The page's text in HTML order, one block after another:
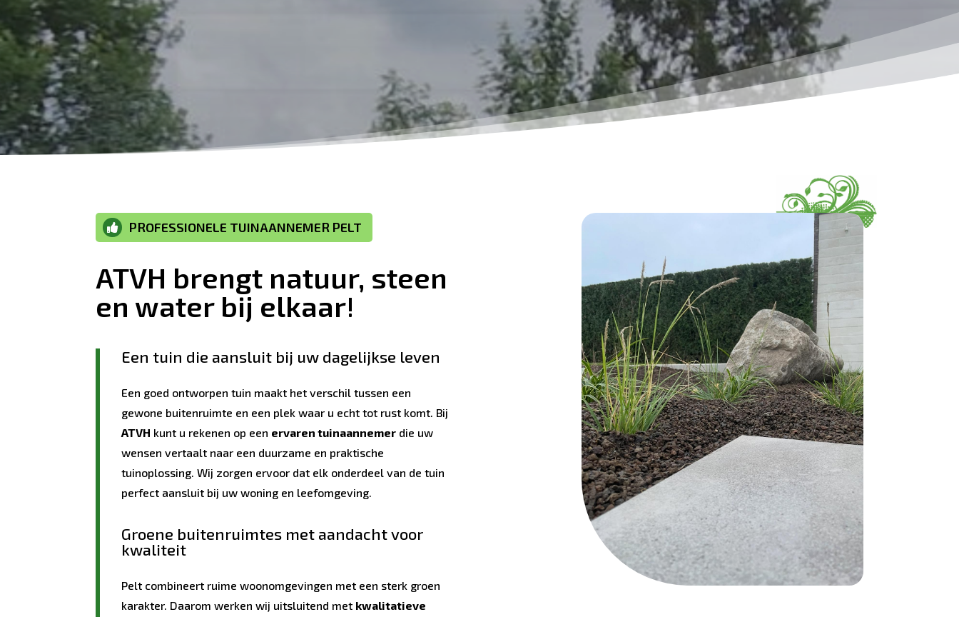
 PROFESSIONELE TUINAANNEMER PELT
ATVH brengt natuur, steen
en water bij elkaar!
Een tuin die aansluit bij uw dagelijkse leven
Een goed ontworpen tuin maakt het verschil tussen een
gewone buitenruimte en een plek waar u echt tot rust komt. Bij
ATVH kunt u rekenen op een ervaren tuinaannemer die uw
wensen vertaalt naar een duurzame en praktische
tuinoplossing. Wij zorgen ervoor dat elk onderdeel van de tuin
perfect aansluit bij uw woning en leefomgeving.
Groene buitenruimtes met aandacht voor
kwaliteit
Pelt combineert ruime woonomgevingen met een sterk groen
karakter. Daarom werken wij uitsluitend met kwalitatieve